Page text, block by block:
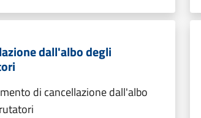
dall'albo degli
di cancellazione dall'albo